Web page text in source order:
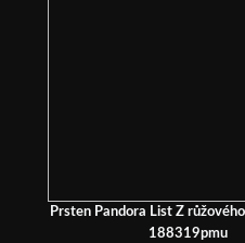
Prsten Pandora List Z
188319pmu